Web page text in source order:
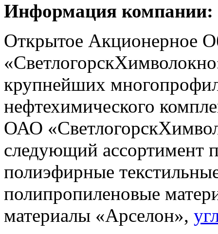
Информация компании:
Открытое Акционерное
крупнейших
нефтехимического
ОАО
следующий ассортимент
полиэфирные
полипропиленовые
материалы «Арселон»,